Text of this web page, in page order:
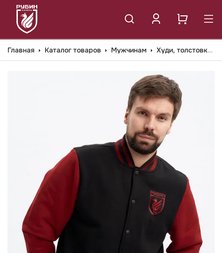
Главная Каталог товаров Мужчинам Худи, толстовки